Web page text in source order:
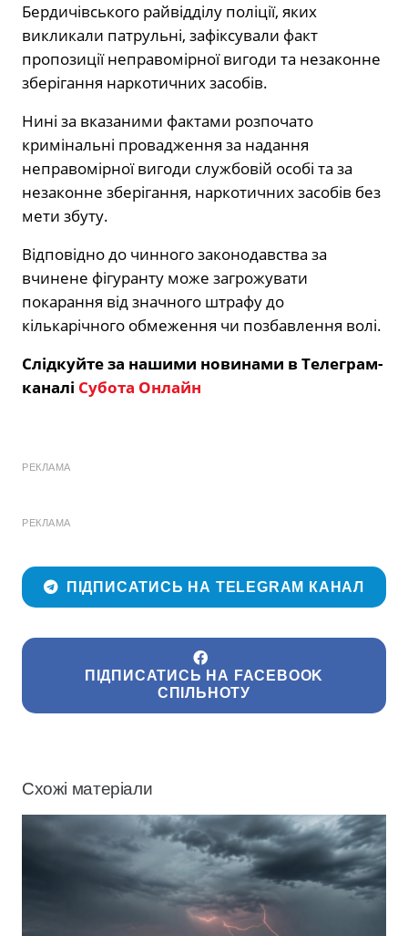
Бердичівського райвідділу поліції, яких
викликали патрульні, зафіксували факт
пропозиції неправомірної вигоди та незаконне
зберігання наркотичних засобів.
Нині за вказаними фактами розпочато
кримінальні провадження за надання
неправомірної вигоди службовій особі та за
незаконне зберігання, наркотичних засобів без
мети збуту.
Відповідно до чинного законодавства за
вчинене фігуранту може загрожувати
покарання від значного штрафу до
кількарічного обмеження чи позбавлення волі.
Слідкуйте за нашими новинами в Телеграм-
каналі Субота Онлайн
РЕКЛАМА
РЕКЛАМА
ПІДПИСАТИСЬ НА TELEGRAM КАНАЛ
ПІДПИСАТИСЬ НА FACEBOOK
СПІЛЬНОТУ
Схожі матеріали